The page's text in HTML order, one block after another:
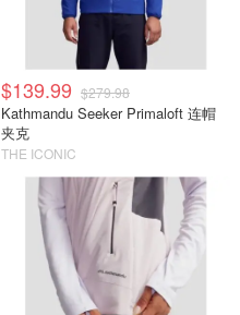
$139.99 $279.98
Kathmandu Seeker Primaloft 连帽
夹克
THE ICONIC